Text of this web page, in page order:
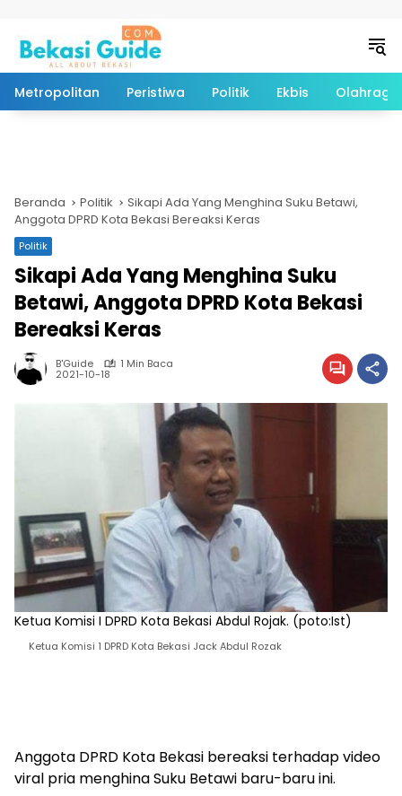
Metropolitan Peristiwa Politik Ekbis Olahraga
Beranda Politik
Sikapi Ada Yang Menghina Suku Betawi,
Anggota DPRD Kota Bekasi Bereaksi Keras
Politik
Sikapi Ada Yang Menghina Suku
Betawi, Anggota DPRD Kota Bekasi
Bereaksi Keras
B'Guide 1 Min Baca
2021-10-18
Ketua Komisi I DPRD Kota Bekasi Abdul Rojak. (poto:Ist)
Ketua Komisi 1 DPRD Kota Bekasi Jack Abdul Rozak
Anggota DPRD Kota Bekasi bereaksi terhadap video
viral pria menghina Suku Betawi baru-baru ini.